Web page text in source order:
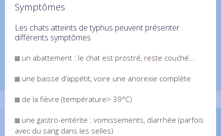
Symptômes
Les chats atteints de typhus peuvent présenter
différents symptômes
un abattement : le chat est prostré, reste couché…
une baisse d’appétit, voire une anorexie complète
de la fièvre (température> 39°C)
une gastro-entérite : vomissements, diarrhée (parfois
avec du sang dans les selles)